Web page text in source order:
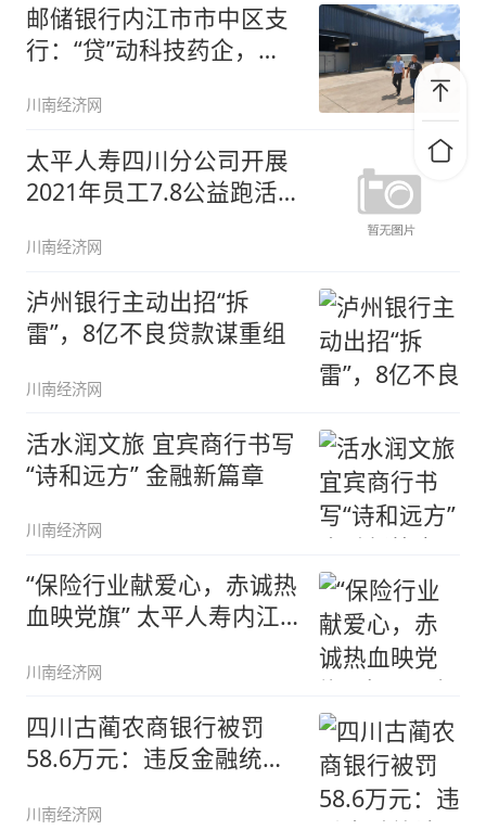
邮储银行内江市市中区支
行：“贷”动科技药企，赋
川南经济网
太平人寿四川分公司开展
2021年员工7.8公益跑活
川南经济网
泸州银行主动出招“拆
雷”，8亿不良贷款谋重组
川南经济网
活水润文旅 宜宾商行书写
“诗和远方” 金融新篇章
川南经济网
“保险行业献爱心，赤诚热
血映党旗” 太平人寿内江
川南经济网
四川古蔺农商银行被罚
58.6万元：违反金融统计
川南经济网